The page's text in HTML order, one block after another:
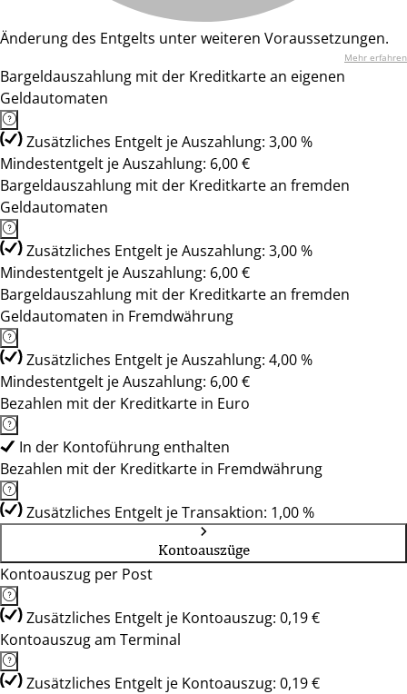
Änderung des Entgelts unter weiteren Voraussetzungen.
Mehr erfahren
Bargeldauszahlung mit der Kreditkarte an eigenen
Geldautomaten
Zusätzliches Entgelt je Auszahlung: 3,00 %
Mindestentgelt je Auszahlung: 6,00 €
Bargeldauszahlung mit der Kreditkarte an fremden
Geldautomaten
Zusätzliches Entgelt je Auszahlung: 3,00 %
Mindestentgelt je Auszahlung: 6,00 €
Bargeldauszahlung mit der Kreditkarte an fremden
Geldautomaten in Fremdwährung
Zusätzliches Entgelt je Auszahlung: 4,00 %
Mindestentgelt je Auszahlung: 6,00 €
Bezahlen mit der Kreditkarte in Euro
In der Kontoführung enthalten
Bezahlen mit der Kreditkarte in Fremdwährung
Zusätzliches Entgelt je Transaktion: 1,00 %
Kontoauszüge
Kontoauszug per Post
Zusätzliches Entgelt je Kontoauszug: 0,19 €
Kontoauszug am Terminal
Zusätzliches Entgelt je Kontoauszug: 0,19 €